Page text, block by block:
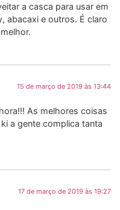
a casca para usar em
abacaxi e outros. É claro
15 de março de 2019 às 13:44
As melhores coisas
a gente complica tanta
17 de março de 2019 às 19:27